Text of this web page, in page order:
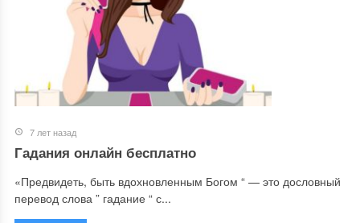
7 лет назад
Гадания онлайн бесплатно
«Предвидеть, быть вдохновленным Богом “ — это дословный
перевод слова ” гадание “ с...